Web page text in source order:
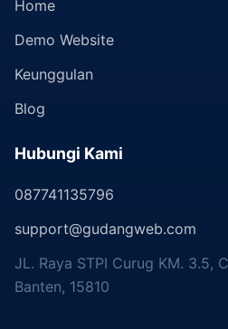
Home
Demo Website
Keunggulan
Blog
Hubungi Kami
087741135796
support@gudangweb.com
JL. Raya STPI Curug KM. 3.5,
Banten, 15810